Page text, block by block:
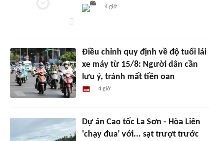
4 giờ
Điều chỉnh quy định về độ tuổi lái
xe máy từ 15/8: Người dân cần
lưu ý, tránh mất tiền oan
4 giờ
Dự án Cao tốc La Sơn - Hòa Liên
'chạy đua' với... sạt trượt trước